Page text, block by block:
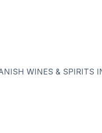
WINES & SPIRITS